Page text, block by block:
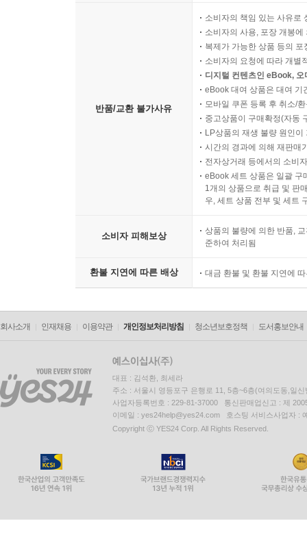
반품/교환 불가사유
소비자의 책임 있는 사유로
소비자의 사용, 포장 개봉
복제가 가능한 상품 등의
소비자의 요청에 따라 개별
디지털 컨텐츠인 eBook,
eBook 대여 상품은 대여 기
모바일 쿠폰 등록 후 취소/
중고상품이 구매확정(자동
LP상품의 재생 불량 원인
시간의 경과에 의해 재판매
전자상거래 등에서의 소비
eBook 세트 상품은 일괄 구
1개의 상품으로 취급 및 판
우, 세트 상품 전부 및 세트
소비자 피해보상
상품의 불량에 의한 반품,
준하여 처리됨
환불 지연에 따른 배상 대금 환불 및 환불 지연에
회사소개 인재채용 이용약관 개인정보처리방침 청소년보호정책 도서홍보안내
대표 : 김석환, 최세라
주소 : 서울시 영등포구 은행로 11, 5층~6층(여의도동,일신
사업자등록번호 : 229-81-37000 통신판매업신고 : 제
이메일 : yes24help@yes24.com 호스팅 서비스사업자 :
Copyright ⓒ YES24 Corp. All Rights Reserved.